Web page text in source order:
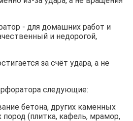
за счёт удара, а не
следующие:
бетона, других каменных
(плитка, кафель, мрамор,